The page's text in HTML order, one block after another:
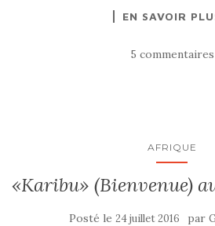
EN SAVOIR
5 commentaires
AFRIQUE
«Karibu» (Bienvenue)
Posté le 24 juillet 2016 par